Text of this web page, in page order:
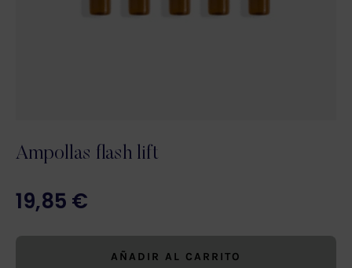
Ampollas flash lift
19,85 €
AÑADIR AL CARRITO